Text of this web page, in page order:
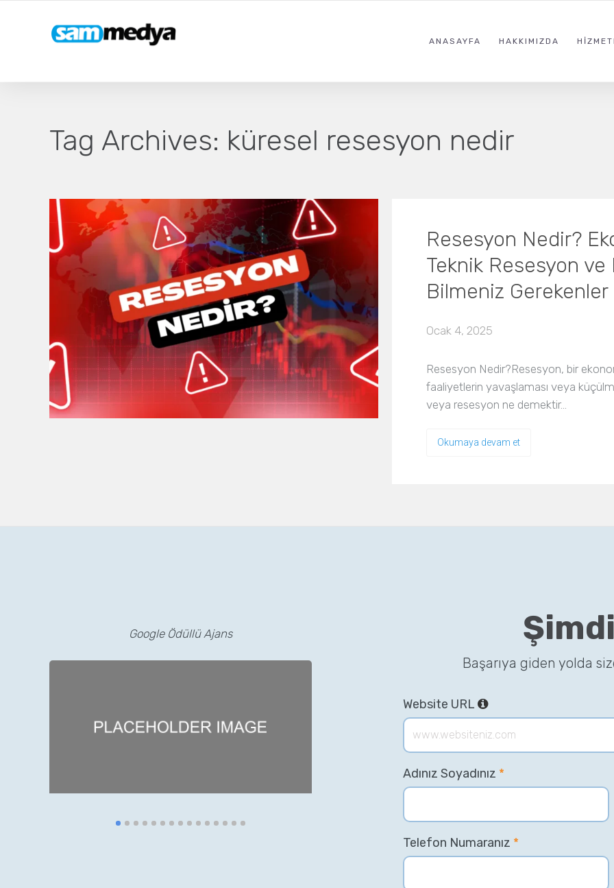
ANASAYFA HAKKIMIZDA
Tag Archives: küresel resesyon nedir
Resesyon Nedir?
Teknik Resesyon ve
Bilmeniz Gerekenler
Ocak 4, 2025
Resesyon Nedir?Resesyon, bir
faaliyetlerin yavaşlaması veya
veya resesyon ne demektir…
Okumaya devam et
Google Ödüllü Ajans
Başarıya giden yolda
Website URL
Adınız Soyadınız *
Telefon Numaranız *